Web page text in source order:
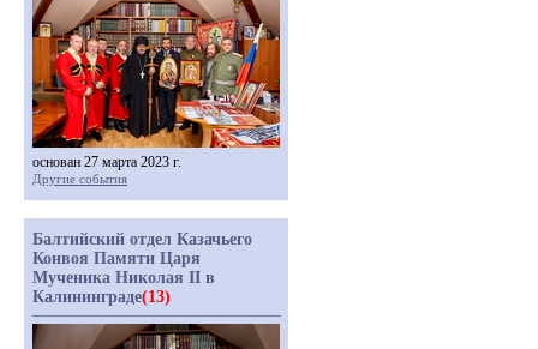
основан 27 марта 2023 г.
Другие события
Балтийский отдел Казачьего
Конвоя Памяти Царя
Мученика Николая II в
Калининграде(13)